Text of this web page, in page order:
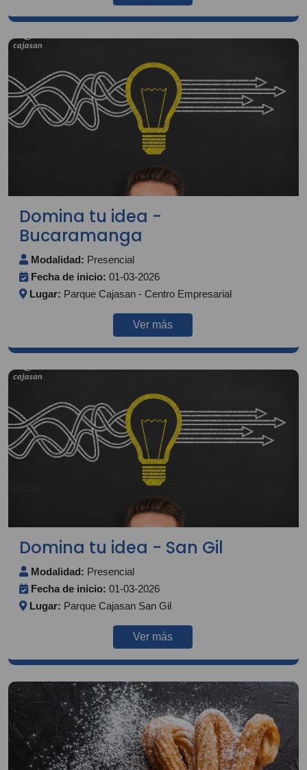
Domina tu idea -
Bucaramanga
Modalidad: Presencial
Fecha de inicio: 01-03-2026
Lugar: Parque Cajasan - Centro Empresarial
Ver más
Domina tu idea - San Gil
Modalidad: Presencial
Fecha de inicio: 01-03-2026
Lugar: Parque Cajasan San Gil
Ver más